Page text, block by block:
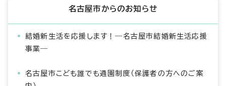
名古屋市からのお知らせ
結婚新生活を応援します！―名古屋市結婚新生活応援
事業―
名古屋市こども誰でも通園制度（保護者の方へのご案